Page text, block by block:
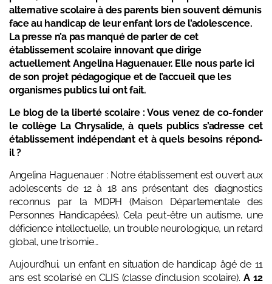
alternative scolaire à des parents bien souvent démunis
face au handicap de leur enfant lors de l’adolescence.
La presse n’a pas manqué de parler de cet
établissement scolaire innovant que dirige
actuellement Angelina Haguenauer. Elle nous parle ici
de son projet pédagogique et de l’accueil que les
organismes publics lui ont fait.
Le blog de la liberté scolaire : Vous venez de co-fonder
le collège La Chrysalide, à quels publics s’adresse cet
établissement indépendant et à quels besoins répond-
il ?
Angelina Haguenauer : Notre établissement est ouvert aux
adolescents de 12 à 18 ans présentant des diagnostics
reconnus par la MDPH (Maison Départementale des
Personnes Handicapées). Cela peut-être un autisme, une
déficience intellectuelle, un trouble neurologique, un retard
global, une trisomie…
Aujourd’hui, un enfant en situation de handicap âgé de 11
ans est scolarisé en CLIS (classe d’inclusion scolaire). A 12